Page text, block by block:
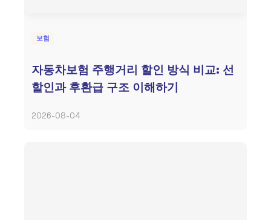
보험
자동차보험 주행거리 할인 방식 비교: 선
할인과 후환급 구조 이해하기
2026-08-04